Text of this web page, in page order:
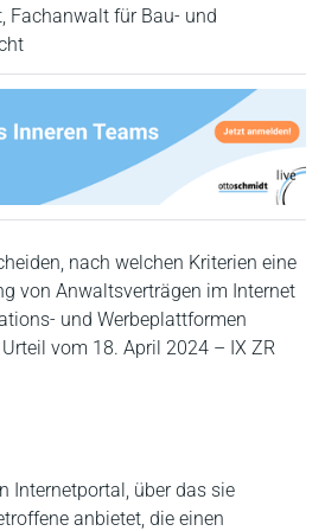
Fachanwalt für Bau- und
nach welchen Kriterien eine
von Anwaltsverträgen im Internet
und Werbeplattformen
vom 18. April 2024 – IX ZR
Internetportal, über das sie
anbietet, die einen